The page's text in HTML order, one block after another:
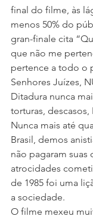
final do filme, às
menos 50% do
gran-finale cita
que não me
pertence a todo o
Senhores Juízes,
Ditadura nunca
torturas, descasos,
Nunca mais até
Brasil, demos
não pagaram suas
atrocidades
de 1985 foi uma
a sociedade.
O filme mexeu